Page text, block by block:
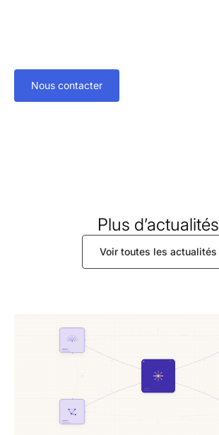
Nous contacter
Plus d’actualités
Voir toutes les actualités